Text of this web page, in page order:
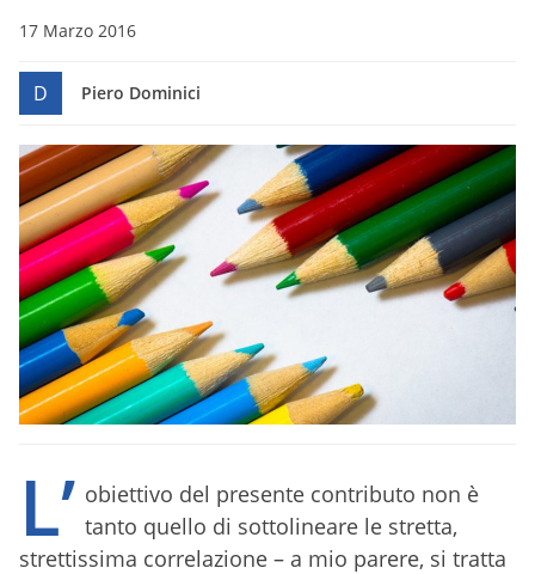
17 Marzo 2016
D Piero Dominici
L’ obiettivo del presente contributo non è
tanto quello di sottolineare le stretta,
strettissima correlazione – a mio parere, si tratta